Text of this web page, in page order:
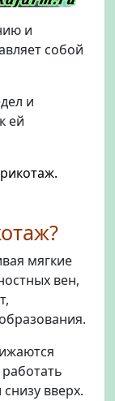
и
собой
и
ей
мягкие
вен,
вверх.